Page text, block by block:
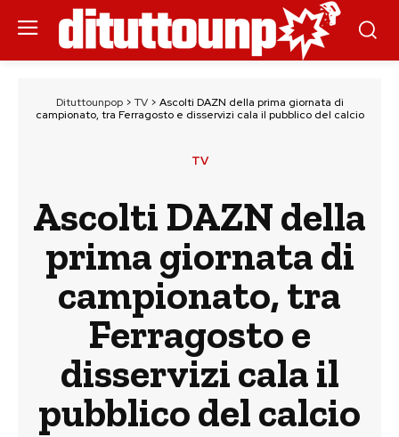
Dituttounpop> TV> Ascolti DAZN della prima giornata di
campionato, tra Ferragosto e disservizi cala il pubblico del calcio
TV
Ascolti DAZN della
prima giornata di
campionato, tra
Ferragosto e
disservizi cala il
pubblico del calcio